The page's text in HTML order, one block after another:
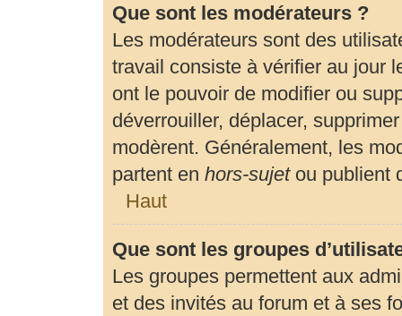
Que sont les modérateurs ?
Les modérateurs sont des
travail consiste à vérifier au jour
ont le pouvoir de modifier ou
déverrouiller, déplacer,
modèrent. Généralement, les
partent en hors-sujetou publient
Haut
Que sont les groupes
Les groupes permettent aux
et des invités au forum et à ses